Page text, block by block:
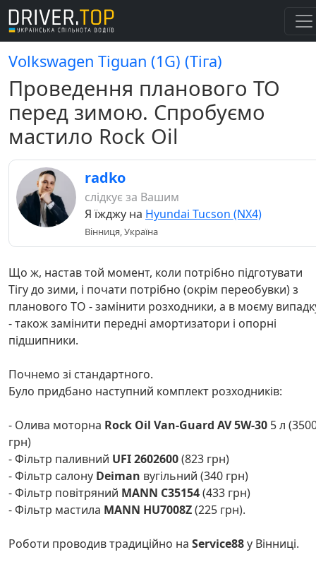
Volkswagen Tiguan (1G) (Тіга)
Проведення планового ТО
перед зимою. Спробуємо
мастило Rock Oil
radko
слідкує за Вашим
Я їжджу на Hyundai Tucson (NX4)
Вінниця, Україна
Що ж, настав той момент, коли потрібно підготувати
Тігу до зими, і почати потрібно (окрім переобувки) з
планового ТО - замінити розходники, а в моєму
- також замінити передні амортизатори і опорні
підшипники.
Почнемо зі стандартного.
Було придбано наступний комплект розходників:
- Олива моторна Rock Oil Van-Guard AV 5W-30 5 л
грн)
- Фільтр паливний UFI2602600(823 грн)
- Фільтр салону Deiman вугільний (340 грн)
- Фільтр повітряний MANN C35154(433 грн)
- Фільтр мастила MANN HU7008Z(225 грн).
Роботи проводив традиційно на Service88у Вінниці.